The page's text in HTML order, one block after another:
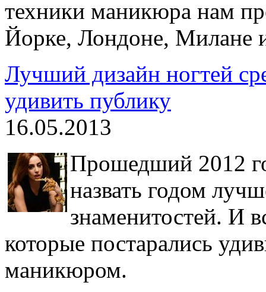
техники маникюра нам
Йорке, Лондоне, Милане
Лучший дизайн ногтей
удивить публику
16.05.2013
Прошедший 2012
назвать годом
знаменитостей. И
которые постарались
маникюром.